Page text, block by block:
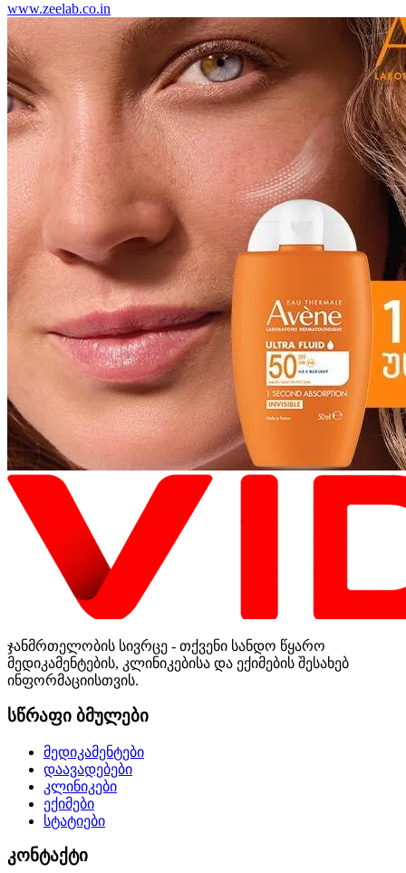
www.zeelab.co.in
ჯანმრთელობის სივრცე - თქვენი სანდო წყარო
მედიკამენტების, კლინიკებისა და ექიმების შესახებ
ინფორმაციისთვის.
სწრაფი ბმულები
მედიკამენტები
დაავადებები
კლინიკები
ექიმები
სტატიები
კონტაქტი